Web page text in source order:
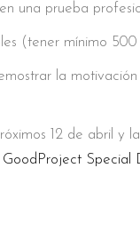
una prueba
(tener mínimo
la
12 de abril y
GoodProject Special